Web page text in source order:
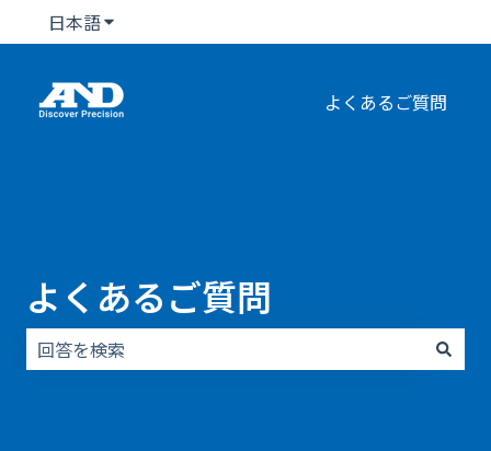
日本語翻訳のサブメニューを表示
よくあるご質問
よくあるご質問